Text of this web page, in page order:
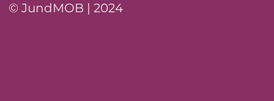
© JundMOB | 2024